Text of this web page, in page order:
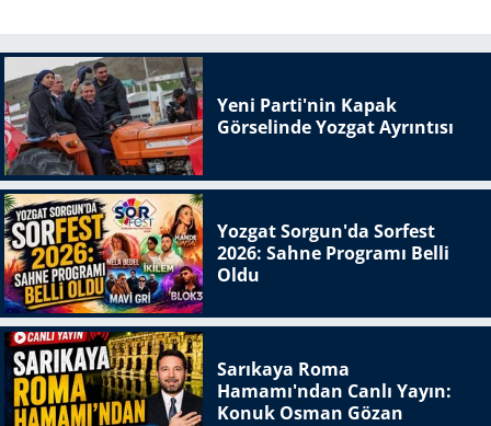
Yeni Parti'nin Kapak
Görselinde Yozgat Ayrıntısı
Yozgat Sorgun'da Sorfest
2026: Sahne Programı Belli
Oldu
Sarıkaya Roma
Hamamı'ndan Canlı Yayın:
Konuk Osman Gözan